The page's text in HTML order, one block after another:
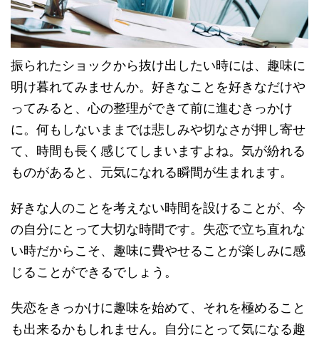
振られたショックから抜け出したい時には、趣味に
明け暮れてみませんか。好きなことを好きなだけや
ってみると、心の整理ができて前に進むきっかけ
に。何もしないままでは悲しみや切なさが押し寄せ
て、時間も長く感じてしまいますよね。気が紛れる
ものがあると、元気になれる瞬間が生まれます。
好きな人のことを考えない時間を設けることが、今
の自分にとって大切な時間です。失恋で立ち直れな
い時だからこそ、趣味に費やせることが楽しみに感
じることができるでしょう。
失恋をきっかけに趣味を始めて、それを極めること
も出来るかもしれません。自分にとって気になる趣